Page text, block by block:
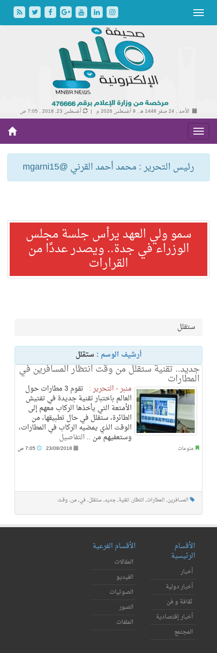
الأحد , 24 صفر 1448 هـ , 9 أغسطس 2026 م | أغسطس 23, 2018 , 7:05 ص
رئيس التحرير : محمد أحمد القرني @mgarni15
سمو ولي العهد يرأس جلسة مجلس
الوزراء في جدة.. ويصدر عددًا من
القرارات
ستقلل
أرشيف الوسم : ستقلل
جديد.. تقنية ستقلل من وقت انتظار المسافرين في
المطارات
منبر - التحرير : تقوم 3 مطارات حول
العالم باختبار تقنية جديدة في تفتيش
الأمتعة التي يأخذها الركاب معهم إلى
الطائرة، ستقلل في حال تطبيقها، من
الوقت الذي يمضيه الركاب في المطارات،
وستعفيهم من .. التفاصيل
منوعات 23/08/2018
المسافرين, المطارات, انتظار, تقنية, جديد, ستقلل, في, من, وقت
الأقسام
الرئيسية
أخبار
أخبار دولية
ثقافة و فن
أخبار إقتصادية
المجتمع
الأقسام الفرعية
المقالات
الفيديو
الصوتيات
الصور
الملفات